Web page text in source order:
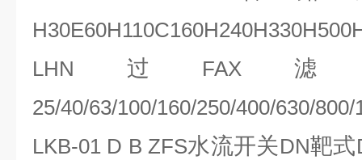
LHN 过 FAX
25/40/63/100/160/250/400/630/800/
LKB-01 D B ZFS水流开关DN靶式